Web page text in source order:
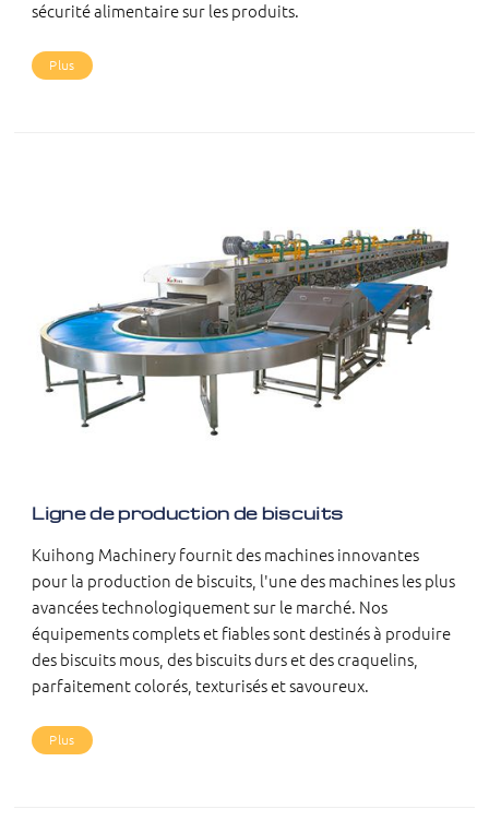
sécurité alimentaire sur les produits.
Plus
Ligne de production de biscuits
Kuihong Machinery fournit des machines innovantes
pour la production de biscuits, l'une des machines les plus
avancées technologiquement sur le marché. Nos
équipements complets et fiables sont destinés à produire
des biscuits mous, des biscuits durs et des craquelins,
parfaitement colorés, texturisés et savoureux.
Plus